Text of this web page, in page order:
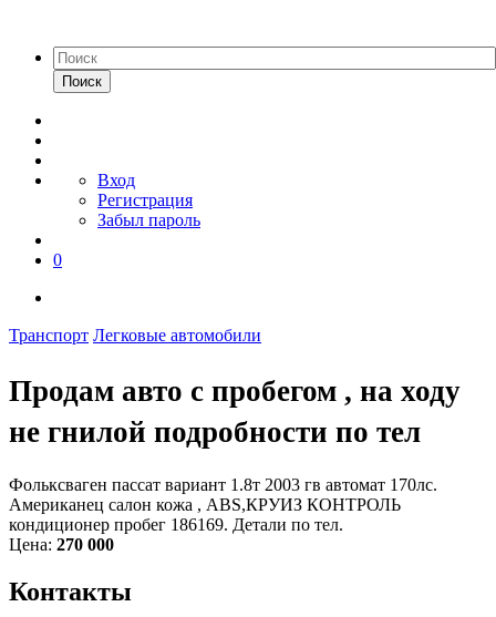
Поиск
Вход
Регистрация
Забыл пароль
0
Транспорт Легковые автомобили
Продам авто с пробегом , на ходу
не гнилой подробности по тел
Фольксваген пассат вариант 1.8т 2003 гв автомат 170лс.
Американец салон кожа , АВS,КРУИЗ КОНТРОЛЬ
кондиционер пробег 186169. Детали по тел.
Цена: 270 000
Контакты